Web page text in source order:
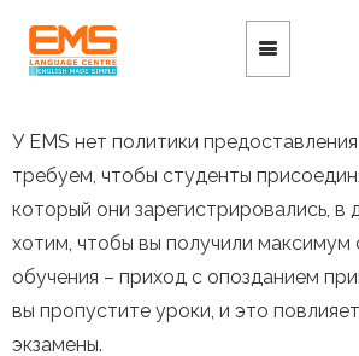
У EMS нет политики
требуем, чтобы студенты
который они зарегистрировались, в
хотим, чтобы вы получили максимум
обучения – приход с опозданием
вы пропустите уроки, и это
экзамены.